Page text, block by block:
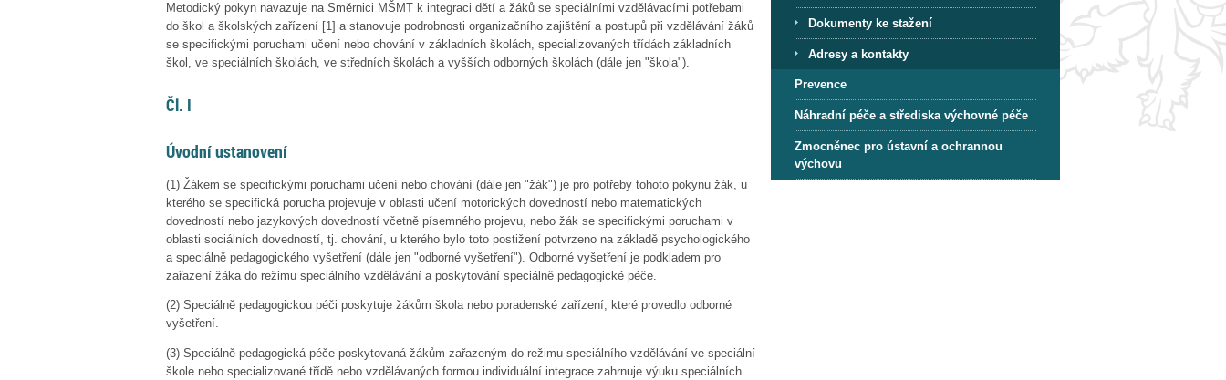
Metodický pokyn navazuje na Směrnici MŠMT k integraci dětí a žáků se speciálními vzdělávacími potřebami
do škol a školských zařízení [1] a stanovuje podrobnosti organizačního zajištění a postupů při vzdělávání žáků
se specifickými poruchami učení nebo chování v základních školách, specializovaných třídách základních
škol, ve speciálních školách, ve středních školách a vyšších odborných školách (dále jen "škola").
Čl. I
Úvodní ustanovení
(1) Žákem se specifickými poruchami učení nebo chování (dále jen "žák") je pro potřeby tohoto pokynu žák, u
kterého se specifická porucha projevuje v oblasti učení motorických dovedností nebo matematických
dovedností nebo jazykových dovedností včetně písemného projevu, nebo žák se specifickými poruchami v
oblasti sociálních dovedností, tj. chování, u kterého bylo toto postižení potvrzeno na základě psychologického
a speciálně pedagogického vyšetření (dále jen "odborné vyšetření"). Odborné vyšetření je podkladem pro
zařazení žáka do režimu speciálního vzdělávání a poskytování speciálně pedagogické péče.
(2) Speciálně pedagogickou péči poskytuje žákům škola nebo poradenské zařízení, které provedlo odborné
vyšetření.
(3) Speciálně pedagogická péče poskytovaná žákům zařazeným do režimu speciálního vzdělávání ve speciální
škole nebo specializované třídě nebo vzdělávaných formou individuální integrace zahrnuje výuku speciálních
Dokumenty ke stažení
Adresy a kontakty
Prevence
Náhradní péče a střediska výchovné péče
Zmocněnec pro ústavní a ochrannou
výchovu